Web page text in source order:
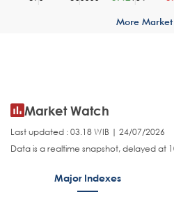
More
Market Watch
Last updated : 03.18 WIB | 24/07/2026
Data is a realtime snapshot, delayed at
Major Indexes